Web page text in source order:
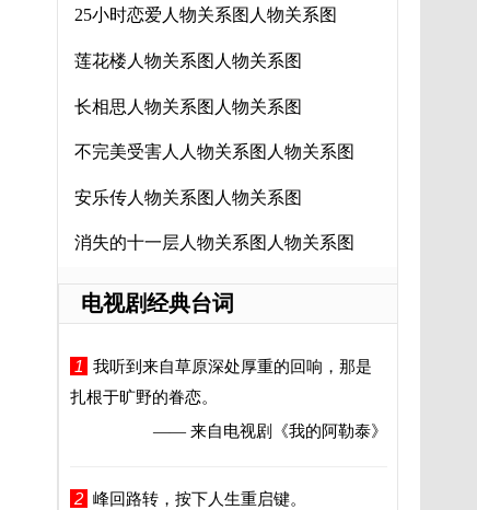
25小时恋爱人物关系图人物关系图
莲花楼人物关系图人物关系图
长相思人物关系图人物关系图
不完美受害人人物关系图人物关系图
安乐传人物关系图人物关系图
消失的十一层人物关系图人物关系图
电视剧经典台词
1
我听到来自草原深处厚重的回响，那是
扎根于旷野的眷恋。
—— 来自电视剧
《我的阿勒泰》
2 峰回路转，按下人生重启键。